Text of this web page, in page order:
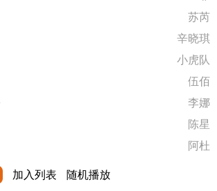
苏芮
辛晓琪
小虎队
伍佰
李娜
陈星
阿杜
加入列表 随机播放